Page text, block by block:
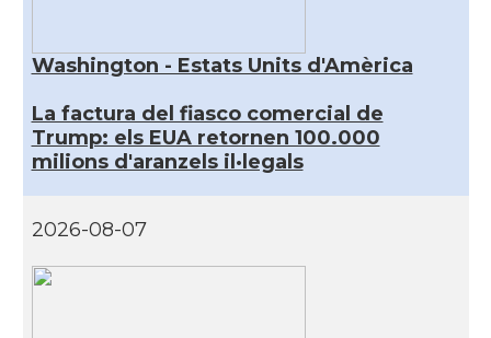
Washington - Estats Units d'Amèrica
La factura del fiasco comercial de
Trump: els EUA retornen 100.000
milions d'aranzels il·legals
2026-08-07